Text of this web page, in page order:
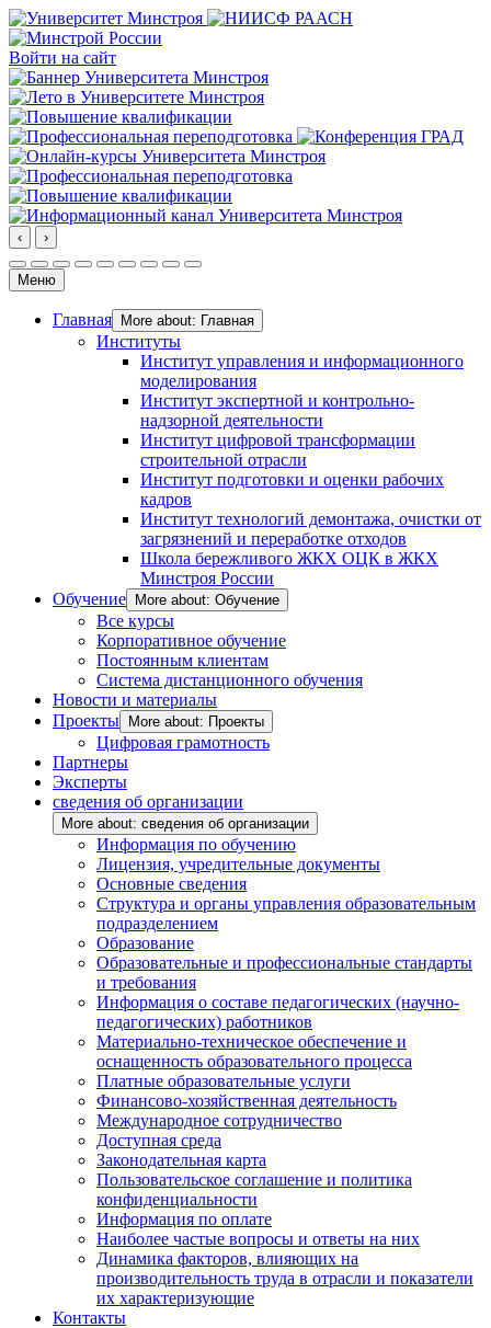
Войти на сайт
‹ ›
Меню
Главная More about: Главная
Институты
Институт управления и информационного
моделирования
Институт экспертной и контрольно-
надзорной деятельности
Институт цифровой трансформации
строительной отрасли
Институт подготовки и оценки рабочих
кадров
Институт технологий демонтажа, очистки от
загрязнений и переработке отходов
Школа бережливого ЖКХ ОЦК в ЖКХ
Минстроя России
Обучение
More about: Обучение
Все курсы
Корпоративное обучение
Постоянным клиентам
Система дистанционного обучения
Новости и материалы
Проекты
More about: Проекты
Цифровая грамотность
Партнеры
Эксперты
сведения об организации
More about: сведения об организации
Информация по обучению
Лицензия, учредительные документы
Основные сведения
Структура и органы управления образовательным
подразделением
Образование
Образовательные и профессиональные стандарты
и требования
Информация о составе педагогических (научно-
педагогических) работников
Материально-техническое обеспечение и
оснащенность образовательного процесса
Платные образовательные услуги
Финансово-хозяйственная деятельность
Международное сотрудничество
Доступная среда
Законодательная карта
Пользовательское соглашение и политика
конфиденциальности
Информация по оплате
Наиболее частые вопросы и ответы на них
Динамика факторов, влияющих на
производительность труда в отрасли и показатели
их характеризующие
Контакты